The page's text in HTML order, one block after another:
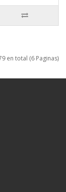
en total (6 Paginas)